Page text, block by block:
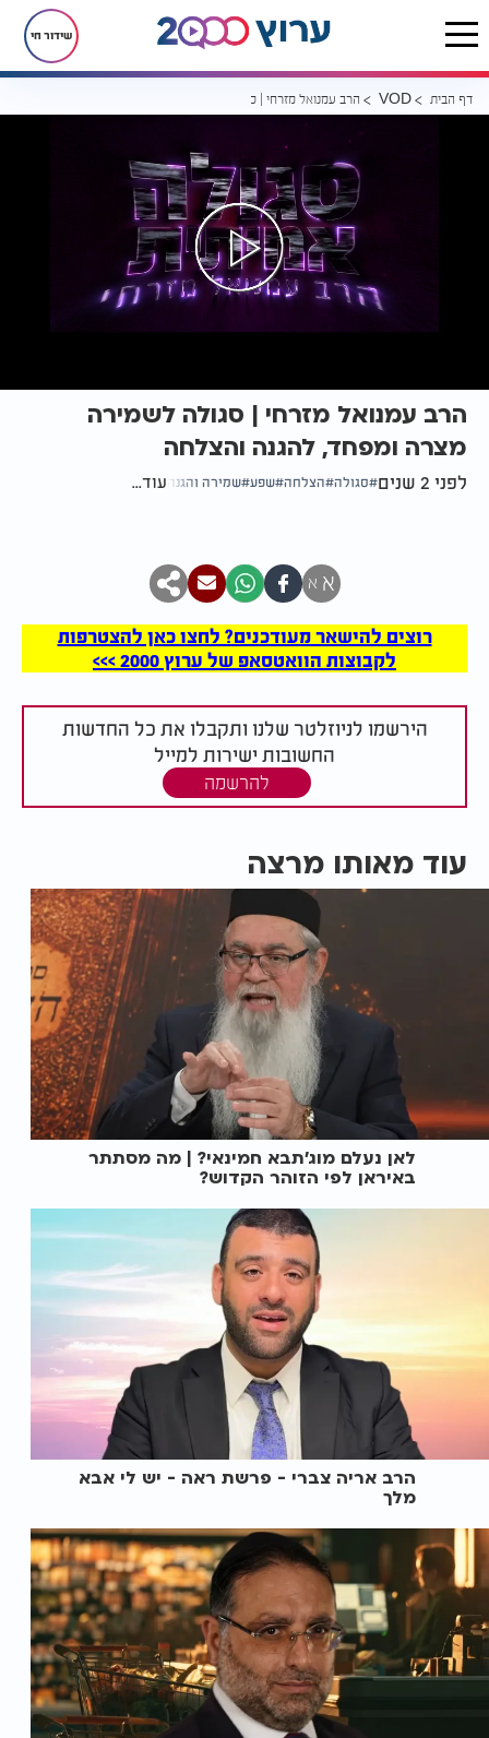
שידור חי
דף הבית VOD הרב עמנואל מזרחי | סגולה לשמירה מצרה ומפחד, להגנה והצלחה
הרב עמנואל מזרחי | סגולה לשמירה
מצרה ומפחד, להגנה והצלחה
לפני 2 שנים סגולה הצלחה שפע שמירה והגנה עוד...
א א
רוצים להישאר מעודכנים? לחצו כאן להצטרפות
לקבוצות הוואטסאפ של ערוץ 2000 >>>
הירשמו לניוזלטר שלנו ותקבלו את כל החדשות
החשובות ישירות למייל
להרשמה
עוד מאותו מרצה
לאן נעלם מוג'תבא חמינאי? | מה מסתתר
באיראן לפי הזוהר הקדוש?
הרב אריה צברי - פרשת ראה - יש לי אבא
מלך